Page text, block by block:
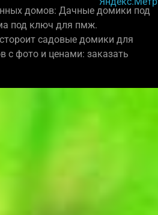
домов: Дачные домики под
под ключ для пмж.
садовые домики для
с фото и ценами: заказать